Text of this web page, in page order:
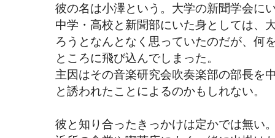
彼の名は小澤という。大学の新聞学会に
中学・高校と新聞部にいた身としては、
ろうとなんとなく思っていたのだが、何
ところに飛び込んでしまった。
主因はその音楽研究会吹奏楽部の部長を
と誘われたことによるのかもしれない。
彼と知り合ったきっかけは定かでは無い